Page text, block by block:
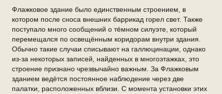
Флажковое здание было единственным строением, в
котором после сноса внешних баррикад горел свет. Также
поступало много сообщений о тёмном силуэте, который
перемещался по освещённым коридорам внутри здания.
Обычно такие случаи списывают на галлюцинации, однако
из-за некоторых записей, найденных в многоэтажках, это
строение признано чрезвычайно важным. За Флажковым
зданием ведётся постоянное наблюдение через две
палатки, расположенных вблизи. С момента установки этих